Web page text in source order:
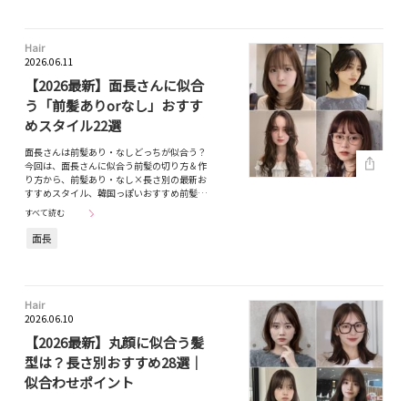
Hair
2026.06.11
【2026最新】面長さんに似合
う「前髪ありorなし」おすす
めスタイル22選
面長さんは前髪あり・なしどっちが似合う？
今回は、面長さんに似合う前髪の切り方＆作
り方から、前髪あり・なし×長さ別の最新お
すすめスタイル、韓国っぽいおすすめ前髪…
すべて読む
面長
Hair
2026.06.10
【2026最新】丸顔に似合う髪
型は？長さ別おすすめ28選｜
似合わせポイント